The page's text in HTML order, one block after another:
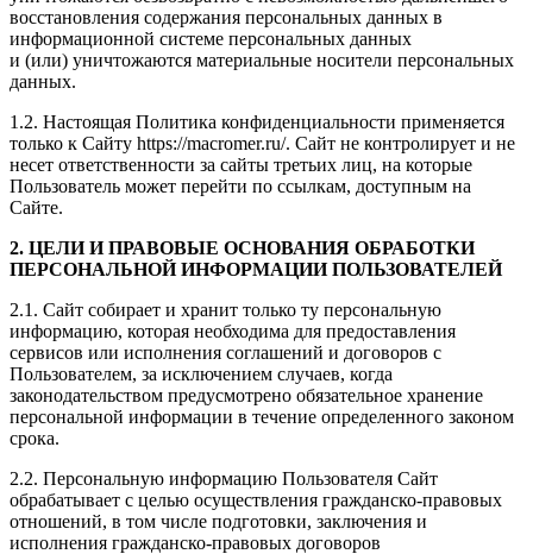
восстановления содержания персональных данных в
информационной системе персональных данных
и (или) уничтожаются материальные носители персональных
данных.
1.2. Настоящая Политика конфиденциальности применяется
только к Сайту https://macromer.ru/. Сайт не контролирует и не
несет ответственности за сайты третьих лиц, на которые
Пользователь может перейти по ссылкам, доступным на
Сайте.
2. ЦЕЛИ И ПРАВОВЫЕ ОСНОВАНИЯ ОБРАБОТКИ
ПЕРСОНАЛЬНОЙ ИНФОРМАЦИИ ПОЛЬЗОВАТЕЛЕЙ
2.1. Сайт собирает и хранит только ту персональную
информацию, которая необходима для предоставления
сервисов или исполнения соглашений и договоров с
Пользователем, за исключением случаев, когда
законодательством предусмотрено обязательное хранение
персональной информации в течение определенного законом
срока.
2.2. Персональную информацию Пользователя Сайт
обрабатывает с целью осуществления гражданско-правовых
отношений, в том числе подготовки, заключения и
исполнения гражданско-правовых договоров